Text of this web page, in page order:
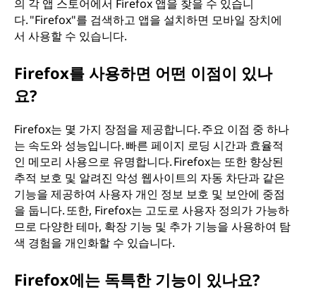
의 각 앱 스토어에서 Firefox 앱을 찾을 수 있습니
다. "Firefox"를 검색하고 앱을 설치하면 모바일 장치에
서 사용할 수 있습니다.
Firefox를 사용하면 어떤 이점이 있나
요?
Firefox는 몇 가지 장점을 제공합니다. 주요 이점 중 하나
는 속도와 성능입니다. 빠른 페이지 로딩 시간과 효율적
인 메모리 사용으로 유명합니다. Firefox는 또한 향상된
추적 보호 및 알려진 악성 웹사이트의 자동 차단과 같은
기능을 제공하여 사용자 개인 정보 보호 및 보안에 중점
을 둡니다. 또한, Firefox는 고도로 사용자 정의가 가능하
므로 다양한 테마, 확장 기능 및 추가 기능을 사용하여 탐
색 경험을 개인화할 수 있습니다.
Firefox에는 독특한 기능이 있나요?